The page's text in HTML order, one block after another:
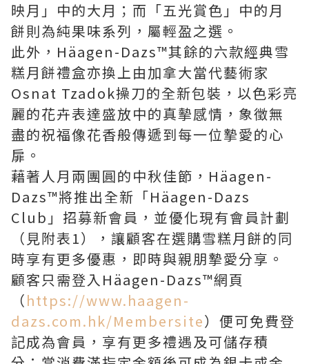
映月」中的大月；而「五光賞色」中的月
餅則為純果味系列，屬輕盈之選。
此外，Häagen-Dazs™其餘的六款經典雪
糕月餅禮盒亦換上由加拿大當代藝術家
Osnat Tzadok操刀的全新包裝，以色彩亮
麗的花卉表達盛放中的真摰感情，象徵無
盡的祝福像花香般傳遞到每一位摯愛的心
扉。
藉著人月兩團圓的中秋佳節，Häagen-
Dazs™將推出全新「Häagen-Dazs
Club」招募新會員，並優化現有會員計劃
（見附表1），讓顧客在選購雪糕月餅的同
時享有更多優惠，即時與親朋摯愛分享。
顧客只需登入Häagen-Dazs™網頁
（https://www.haagen-
dazs.com.hk/Membersite）便可免費登
記成為會員，享有更多禮遇及可儲存積